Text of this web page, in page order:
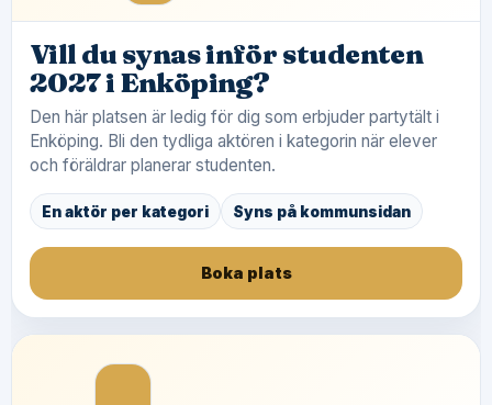
Vill du synas inför studenten
2027 i Enköping?
Den här platsen är ledig för dig som erbjuder partytält i
Enköping. Bli den tydliga aktören i kategorin när elever
och föräldrar planerar studenten.
En aktör per kategori Syns på kommunsidan
Boka plats